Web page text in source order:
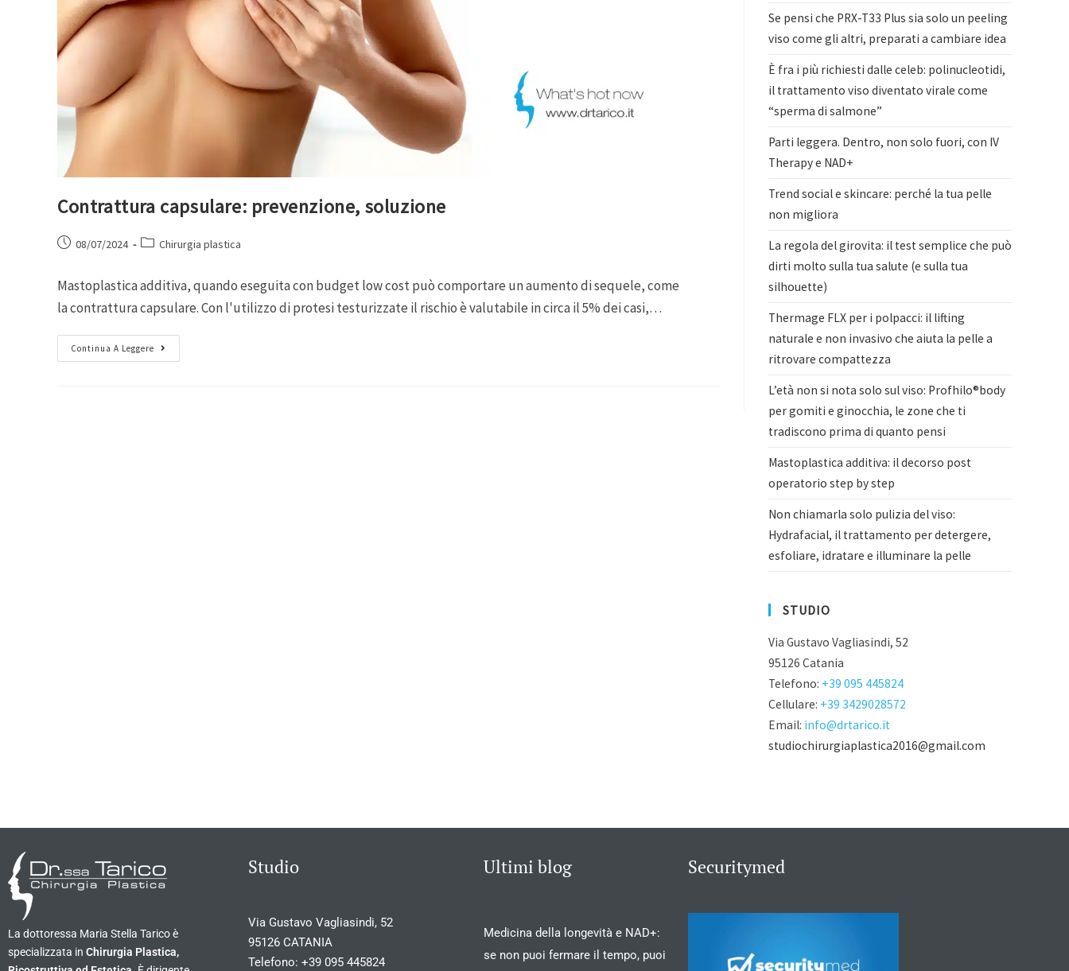
Contrattura capsulare: prevenzione, soluzione
08/07/2024 Chirurgia plastica
Mastoplastica additiva, quando eseguita con budget low cost può comportare un aumento di sequele, come
la contrattura capsulare. Con l'utilizzo di protesi testurizzate il rischio è valutabile in circa il 5% dei casi,…
Continua A Leggere
Se pensi che PRX-T33 Plus sia solo un peeling
viso come gli altri, preparati a cambiare idea
È fra i più richiesti dalle celeb: polinucleotidi,
il trattamento viso diventato virale come
“sperma di salmone”
Parti leggera. Dentro, non solo fuori, con IV
Therapy e NAD+
Trend social e skincare: perché la tua pelle
non migliora
La regola del girovita: il test semplice che può
dirti molto sulla tua salute (e sulla tua
silhouette)
Thermage FLX per i polpacci: il lifting
naturale e non invasivo che aiuta la pelle a
ritrovare compattezza
L’età non si nota solo sul viso: Profhilo®body
per gomiti e ginocchia, le zone che ti
tradiscono prima di quanto pensi
Mastoplastica additiva: il decorso post
operatorio step by step
Non chiamarla solo pulizia del viso:
Hydrafacial, il trattamento per detergere,
esfoliare, idratare e illuminare la pelle
STUDIO
Via Gustavo Vagliasindi, 52
95126 Catania
Telefono: +39 095 445824
Cellulare: +39 3429028572
Email: info@drtarico.it
studiochirurgiaplastica2016@gmail.com
La dottoressa Maria Stella Tarico è
specializzata in Chirurgia Plastica,
Studio
Via Gustavo Vagliasindi, 52
95126 CATANIA
Telefono:+39 095 445824
Ultimi blog
Medicina della longevità e NAD+:
se non puoi fermare il tempo, puoi
Securitymed